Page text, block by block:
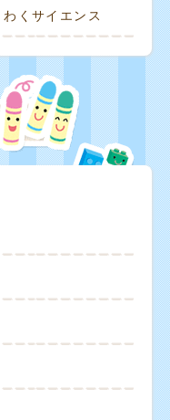
くサイエンス